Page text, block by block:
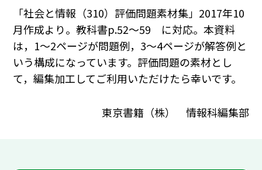
「社会と情報（310）評価問題素材集」2017年10
月作成より。教科書p.52～59 に対応。本資料
は，1～2ページが問題例，3～4ページが解答例と
いう構成になっています。評価問題の素材とし
て，編集加工してご利用いただけたら幸いです。
東京書籍（株） 情報科編集部